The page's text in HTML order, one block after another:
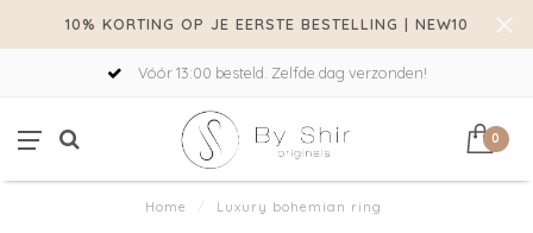
10% KORTING OP JE EERSTE BESTELLING | NEW10
Vóór 13:00 besteld. Zelfde dag verzonden!
0
Home / Luxury bohemian ring